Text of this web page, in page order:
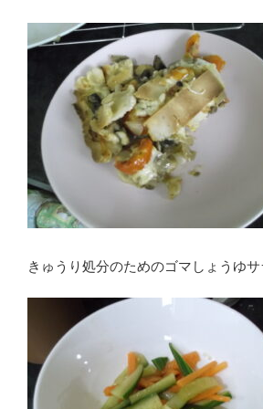
きゅうり処分のためのゴマしょうゆ